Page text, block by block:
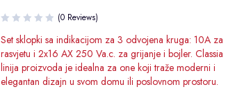
(0 Reviews)
Set sklopki sa indikacijom za 3 odvojena kruga: 10A za
rasvjetu i 2x16 AX 250 Va.c. za grijanje i bojler. Classia
linija proizvoda je idealna za one koji traže moderni i
elegantan dizajn u svom domu ili poslovnom prostoru.